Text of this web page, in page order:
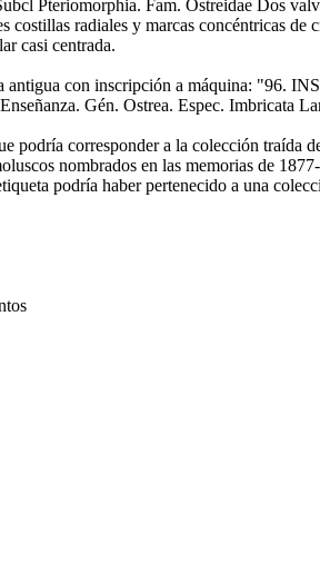
Pteriomorphia. Fam. Ostreidae Dos
costillas radiales y marcas concéntricas
casi centrada.
antigua con inscripción a máquina: "96.
Gén. Ostrea. Espec. Imbricata
podría corresponder a la colección traída
nombrados en las memorias de
podría haber pertenecido a una